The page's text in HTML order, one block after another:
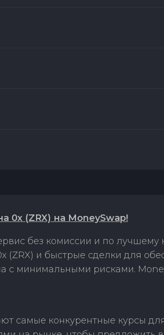
0x (ZRX) на MoneySwap!
без комиссии и по лучшему
(ZRX) и быстрые сделки для
с минимальными рисками.
самые конкурентные курсы